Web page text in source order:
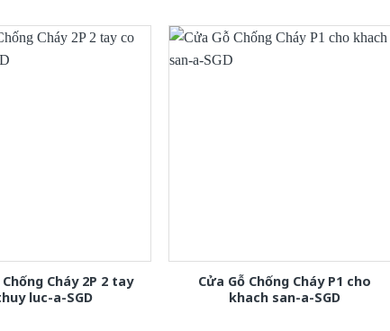
Cháy 2P 2 tay
luc-a-SGD
Cửa Gỗ Chống Cháy P1 cho
khach san-a-SGD